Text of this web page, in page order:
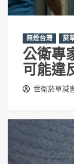
無煙台灣 菸
公衛專
可能違
世衛菸草減